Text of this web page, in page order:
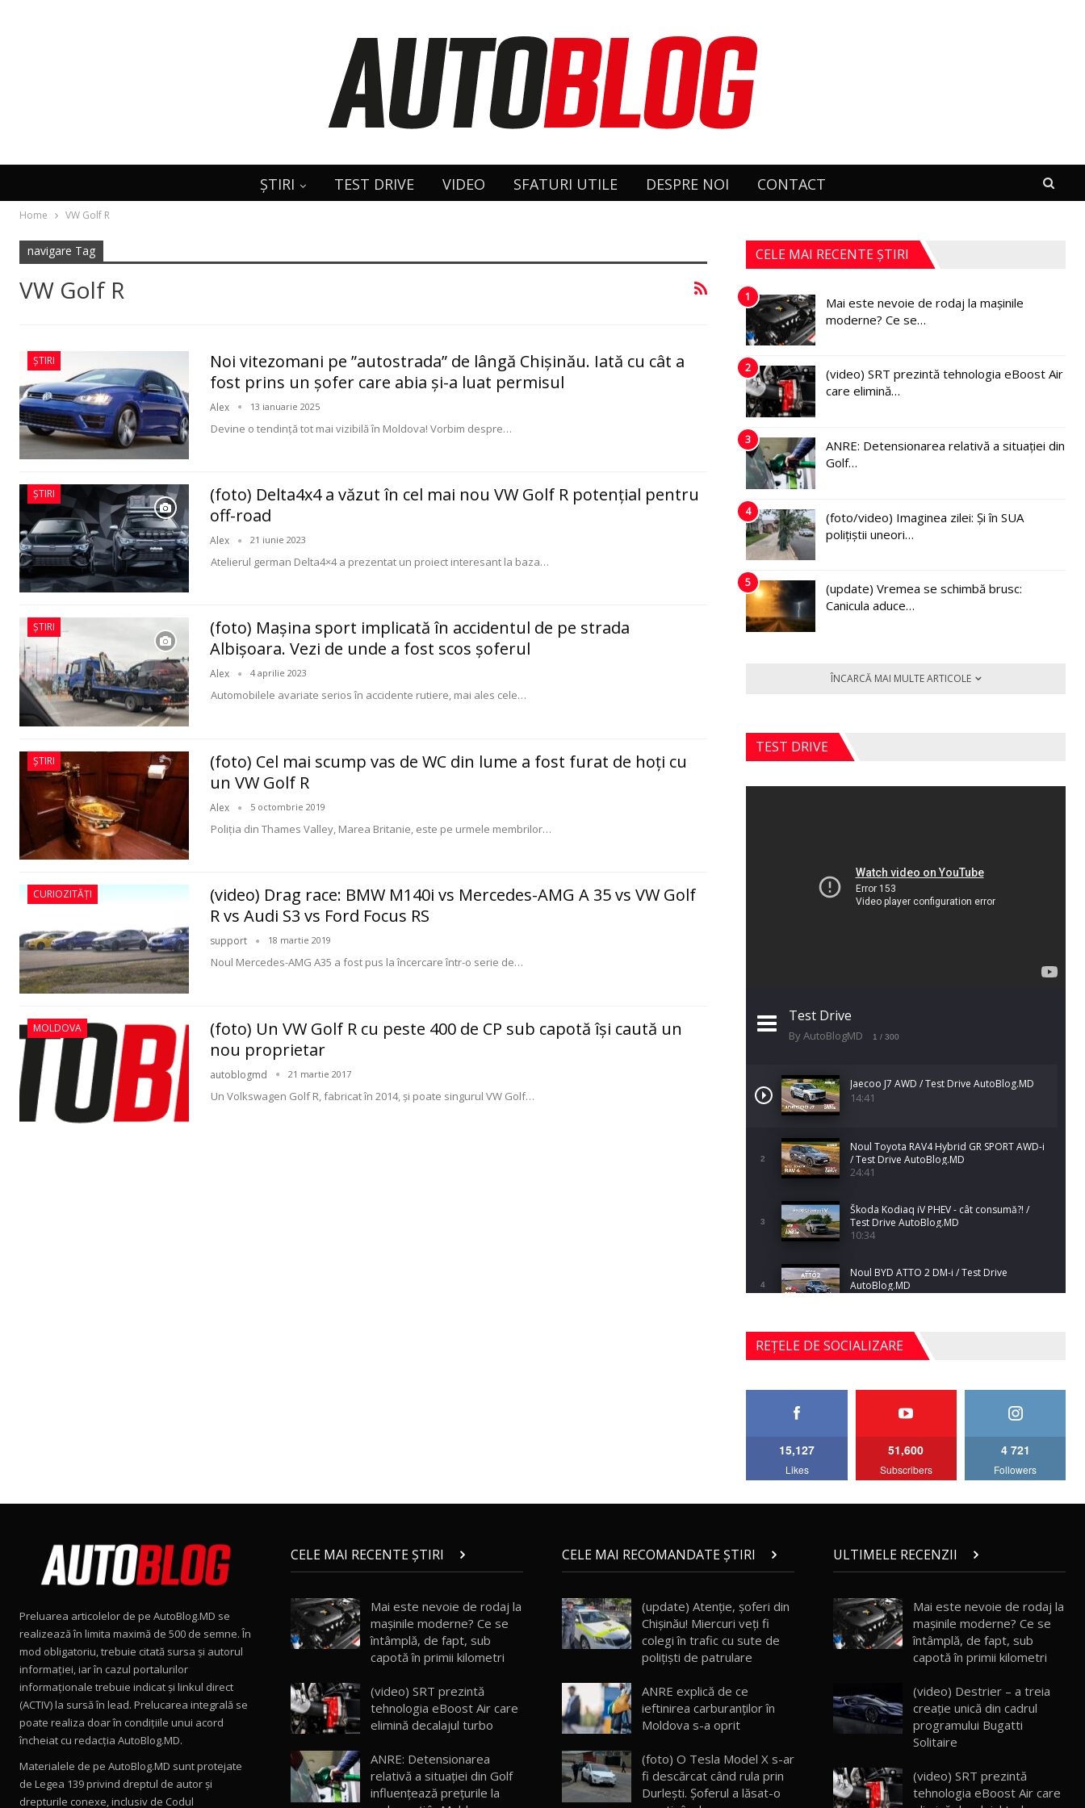
ȘTIRI TEST DRIVE VIDEO SFATURI UTILE DESPRE NOI CONTACT
Home VW Golf R
navigare Tag
VW Golf R
ȘTIRI
Noi vitezomani pe ”autostrada” de lângă Chișinău. Iată cu cât a
fost prins un șofer care abia și-a luat permisul
Alex 13 ianuarie 2025
Devine o tendință tot mai vizibilă în Moldova! Vorbim despre…
ȘTIRI
(foto) Delta4x4 a văzut în cel mai nou VW Golf R potenţial pentru
off-road
Alex 21 iunie 2023
Atelierul german Delta4×4 a prezentat un proiect interesant la baza…
ȘTIRI
(foto) Maşina sport implicată în accidentul de pe strada
Albişoara. Vezi de unde a fost scos şoferul
Alex 4 aprilie 2023
Automobilele avariate serios în accidente rutiere, mai ales cele…
ȘTIRI
(foto) Cel mai scump vas de WC din lume a fost furat de hoţi cu
un VW Golf R
Alex 5 octombrie 2019
Poliția din Thames Valley, Marea Britanie, este pe urmele membrilor…
CURIOZITĂȚI
(video) Drag race: BMW M140i vs Mercedes-AMG A 35 vs VW Golf
R vs Audi S3 vs Ford Focus RS
support 18 martie 2019
Noul Mercedes-AMG A35 a fost pus la încercare într-o serie de…
MOLDOVA
(foto) Un VW Golf R cu peste 400 de CP sub capotă îşi caută un
nou proprietar
autoblogmd 21 martie 2017
Un Volkswagen Golf R, fabricat în 2014, şi poate singurul VW Golf…
CELE MAI RECENTE ȘTIRI
1
Mai este nevoie de rodaj la mașinile
moderne? Ce se…
2
(video) SRT prezintă tehnologia eBoost Air
care elimină…
3
ANRE: Detensionarea relativă a situației din
Golf…
4
(foto/video) Imaginea zilei: Și în SUA
polițiștii uneori…
5
(update) Vremea se schimbă brusc:
Canicula aduce…
ÎNCARCĂ MAI MULTE ARTICOLE
TEST DRIVE
Test Drive
By AutoBlogMD 1 / 300
Jaecoo J7 AWD / Test Drive AutoBlog.MD
14:41
2
Noul Toyota RAV4 Hybrid GR SPORT AWD-i
/ Test Drive AutoBlog.MD
24:41
3
Škoda Kodiaq iV PHEV - cât consumă?! /
Test Drive AutoBlog.MD
10:34
4
Noul BYD ATTO 2 DM-i / Test Drive
AutoBlog.MD
5
Noul Mercedes-Benz S-Class facelift (S 580
4MATIC V223) / Test Drive AutoBlog.MD
27:33
AutoBlog.MD
15:08
15:22
Mercedes-AMG E 53 HYBRID 4MATIC+ /
Test Drive AutoBlog.MD
Noul Volvo ES90 / Test Drive AutoBlog.MD
27:58
12
Noul MG HS / Test Drive AutoBlog.MD
16:48
REȚELE DE SOCIALIZARE
15,127
Likes
51,600
Subscribers
4 721
Followers
Preluarea articolelor de pe AutoBlog.MD se
realizează în limita maximă de 500 de semne. În
mod obligatoriu, trebuie citată sursa și autorul
informației, iar în cazul portalurilor
informaționale trebuie indicat și linkul direct
(ACTIV) la sursă în lead. Prelucarea integrală se
poate realiza doar în condițiile unui acord
încheiat cu redacţia AutoBlog.MD.
Materialele de pe AutoBlog.MD sunt protejate
de Legea 139 privind dreptul de autor și
drepturile conexe, inclusiv de Codul
CELE MAI RECENTE ȘTIRI
Mai este nevoie de rodaj la
mașinile moderne? Ce se
întâmplă, de fapt, sub
capotă în primii kilometri
(video) SRT prezintă
tehnologia eBoost Air care
elimină decalajul turbo
ANRE: Detensionarea
relativă a situației din Golf
influențează prețurile la
CELE MAI RECOMANDATE ȘTIRI
(update) Atenţie, şoferi din
Chişinău! Miercuri veţi fi
colegi în trafic cu sute de
poliţişti de patrulare
ANRE explică de ce
ieftinirea carburanţilor în
Moldova s-a oprit
(foto) O Tesla Model X s-ar
fi descărcat când rula prin
Durleşti. Şoferul a lăsat-o
ULTIMELE RECENZII
Mai este nevoie de rodaj la
mașinile moderne? Ce se
întâmplă, de fapt, sub
capotă în primii kilometri
(video) Destrier – a treia
creație unică din cadrul
programului Bugatti
Solitaire
(video) SRT prezintă
tehnologia eBoost Air care